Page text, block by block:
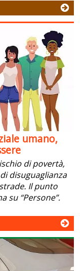
umano,
di povertà,
disuguaglianza
Il punto
su “Persone”.